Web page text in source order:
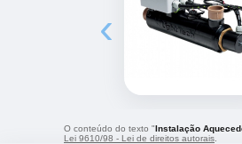
‹
O conteúdo do texto "Instalação
Lei 9610/98 - Lei de direitos autorais